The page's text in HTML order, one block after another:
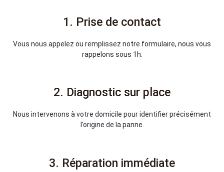
1. Prise de contact
Vous nous appelez ou remplissez notre formulaire, nous vous
rappelons sous 1h.
2. Diagnostic sur place
Nous intervenons à votre domicile pour identifier précisément
l’origine de la panne.
3. Réparation immédiate